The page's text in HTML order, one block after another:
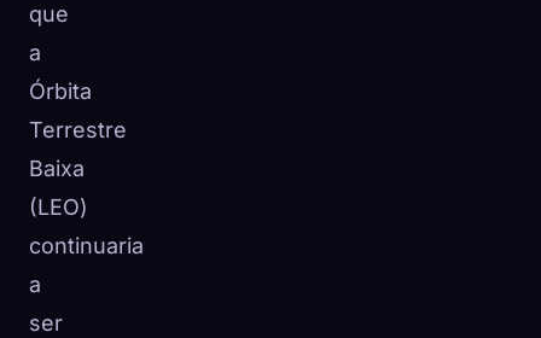
que
a
Órbita
Terrestre
Baixa
(LEO)
continuaria
a
ser